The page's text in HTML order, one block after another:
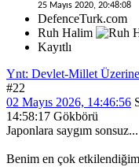
25 Mayıs 2020, 20:48:08
DefenceTurk.com
Ruh Halim
Kayıtlı
Ynt: Devlet-Millet
#22
02 Mayıs 2026, 14:46:56
14:58:17 Gökbörü
Japonlara saygım sonsuz...
Benim en çok